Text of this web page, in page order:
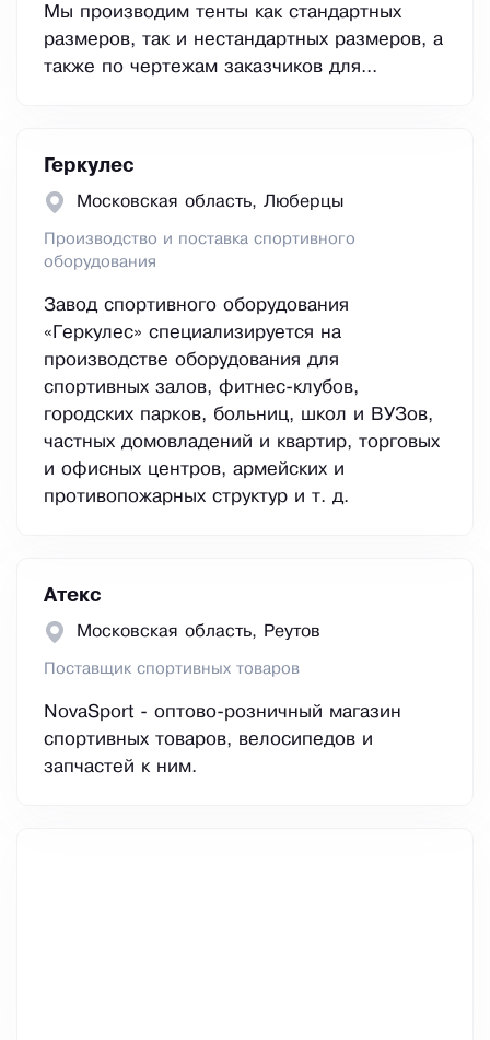
Мы производим тенты как стандартных
размеров, так и нестандартных размеров, а
также по чертежам заказчиков для...
Геркулес
Московская область, Люберцы
Производство и поставка спортивного
оборудования
Завод спортивного оборудования
«Геркулес» специализируется на
производстве оборудования для
спортивных залов, фитнес-клубов,
городских парков, больниц, школ и ВУЗов,
частных домовладений и квартир, торговых
и офисных центров, армейских и
противопожарных структур и т. д.
Атекс
Московская область, Реутов
Поставщик спортивных товаров
NovaSport - оптово-розничный магазин
спортивных товаров, велосипедов и
запчастей к ним.